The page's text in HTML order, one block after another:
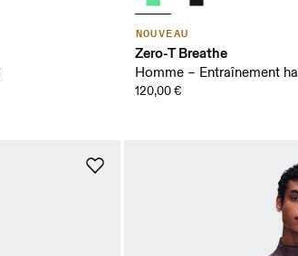
NOUVEAU
Zero-T Breathe
Homme – Entraînement
120,00 €